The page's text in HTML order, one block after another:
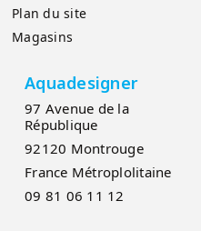
Plan du site
Magasins
Aquadesigner
97 Avenue de la
République
92120 Montrouge
France Métroplolitaine
09 81 06 11 12